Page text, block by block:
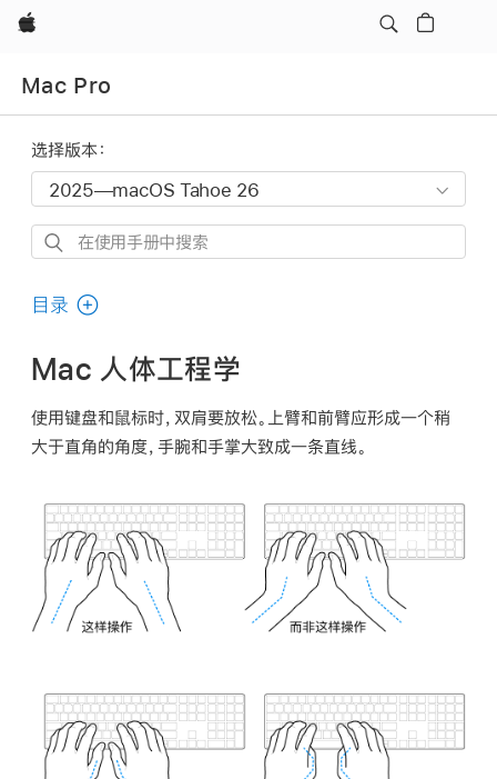
Apple
Mac Pro
选择版本：
在
用
册
中
搜
索
目录
Mac 人体工程学
使用键盘和鼠标时，双肩要放松。上臂和前臂应形成一个稍
大于直角的角度，手腕和手掌大致成一条直线。